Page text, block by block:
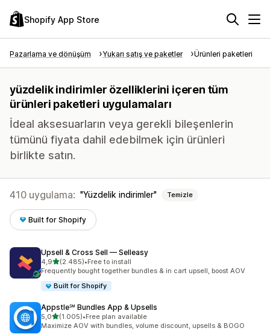
Shopify App Store
Pazarlama ve dönüşüm Yukarı satış ve paketler Ürünleri paketleri
yüzdelik indirimler özelliklerini içeren tüm
ürünleri paketleri uygulamaları
İdeal aksesuarların veya gerekli bileşenlerin
tümünü fiyata dahil edebilmek için ürünleri
birlikte satın.
410 uygulama: Yüzdelik indirimler Temizle
Built for Shopify
Upsell & Cross Sell — Selleasy
4,95 yıldız üzerinden
(2.485)
toplam 2485 değerlendirme
•Free to install
Frequently bought together bundles & in cart upsell, boost AOV
Built for Shopify
Appstle℠ Bundles App & Upsells
5,05 yıldız üzerinden
(1.005)
toplam 1005 değerlendirme
•Free plan available
Maximize AOV with bundles, volume discount, upsells & BOGO